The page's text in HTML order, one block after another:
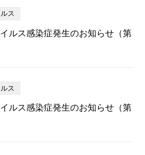
ス
ルス感染症発生のお知らせ（第
ス
ルス感染症発生のお知らせ（第